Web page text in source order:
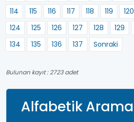
114
115 116 117 118 119 120
124
125 126 127 128 129
134
135 136 137 Sonraki
Bulunan kayıt : 2723 adet
Alfabetik Arama